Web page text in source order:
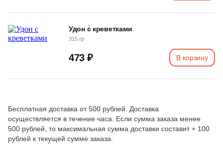
Удон с креветками
315 гр
473 ₽ В корзину
Бесплатная доставка от 500 рублей. Доставка
осуществляется в течение часа. Если сумма заказа менее
500 рублей, то максимальная сумма доставки составит + 100
рублей к текущей сумме заказа.